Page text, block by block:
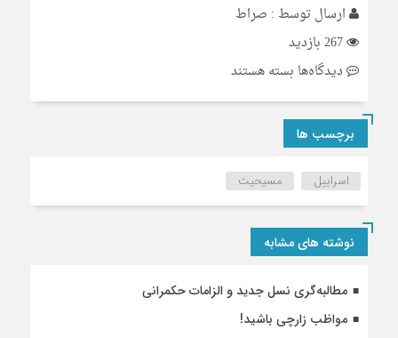
ارسال توسط : صراط
دیدگاه‌ها برای
و
پروپاگاندا؛
کمپین
۴
دلاری
اسرائیل
علیه
بسته هستند
برچسب ها
اسراییل مسیحیت
نوشته های مشابه
مطالبه‌گری نسل جدید و الزامات حکمرانی
مواظب زارچی باشید!